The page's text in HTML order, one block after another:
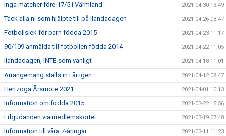
Inga matcher före 17/5 i Värmland 2021-04-30 13:49
Tack alla ni som hjälpte till på Ilandadagen 2021-04-26 08:47
Fotbollslek för barn födda 2015 2021-04-23 11:17
90/109 anmälda till fotbollen födda 2014 2021-04-22 11:05
Ilandadagen, INTE som vanligt 2021-04-18 11:01
Arrangemang ställs in i år igen 2021-04-12 08:47
Hertzöga Årsmöte 2021 2021-04-01 10:13
Information om födda 2015 2021-03-22 15:56
Erbjudanden via medlemskortet 2021-03-19 07:48
Information till våra 7-åringar 2021-03-11 11:23